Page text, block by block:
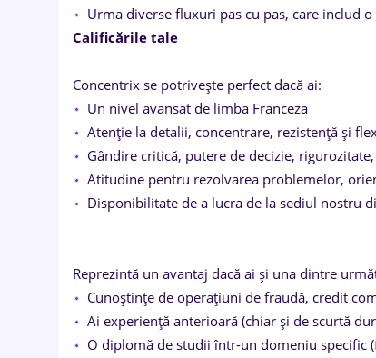
Urma diverse fluxuri pas cu pas, care includ
Calificările tale
Concentrix se potrivește perfect dacă ai:
Un nivel avansat de limba Franceza
Atenție la detalii, concentrare, rezistență și
Gândire critică, putere de decizie,
Atitudine pentru rezolvarea problemelor,
Disponibilitate de a lucra de la sediul nostru
Reprezintă un avantaj dacă ai și una dintre
Cunoștințe de operațiuni de fraudă, credit
Ai experiență anterioară (chiar și de scurtă
O diplomă de studii într-un domeniu specific